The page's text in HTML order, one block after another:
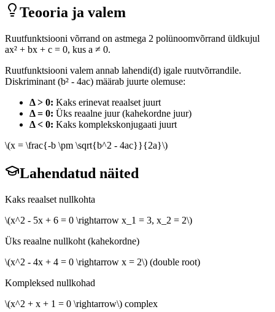
Teooria ja valem
Ruutfunktsiooni võrrand on astmega 2 polünoomvõrrand üldkujul
ax² + bx + c = 0, kus a ≠ 0.
Ruutfunktsiooni valem annab lahendi(d) igale ruutvõrrandile.
Diskriminant (b² - 4ac) määrab juurte olemuse:
Δ > 0: Kaks erinevat reaalset juurt
Δ = 0: Üks reaalne juur (kahekordne juur)
Δ < 0: Kaks komplekskonjugaati juurt
\(x = \frac{-b \pm \sqrt{b^2 - 4ac}}{2a}\)
Lahendatud näited
Kaks reaalset nullkohta
\(x^2 - 5x + 6 = 0 \rightarrow x_1 = 3, x_2 = 2\)
Üks reaalne nullkoht (kahekordne)
\(x^2 - 4x + 4 = 0 \rightarrow x = 2\) (double root)
Kompleksed nullkohad
\(x^2 + x + 1 = 0 \rightarrow\) complex